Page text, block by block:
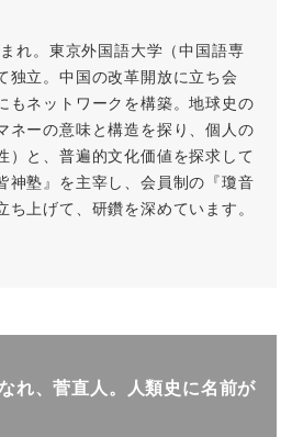
れ。東京外国語大学（中国語専
独立。中国の改革開放に立ち会
もネットワークを構築。地球史の
ネーの意味と構造を探り、個人の
）と、普遍的文化価値を探求して
神塾』を主宰し、会員制の『瓊音
ち上げて、研鑽を深めています。
れ、菅直人。人類史に名前が